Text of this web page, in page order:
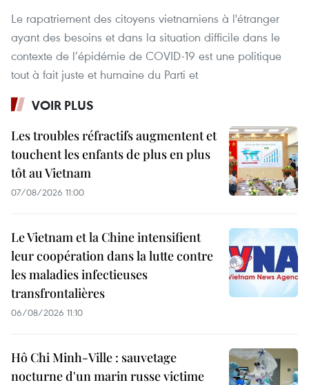
Le rapatriement des citoyens vietnamiens à l'étranger
ayant des besoins et dans la situation difficile dans le
contexte de l’épidémie de COVID-19 est une politique
tout à fait juste et humaine du Parti et
VOIR PLUS
Les troubles réfractifs augmentent et
touchent les enfants de plus en plus
tôt au Vietnam
07/08/2026 11:00
Le Vietnam et la Chine intensifient
leur coopération dans la lutte contre
les maladies infectieuses
transfrontalières
06/08/2026 11:10
Hô Chi Minh-Ville : sauvetage
nocturne d'un marin russe victime